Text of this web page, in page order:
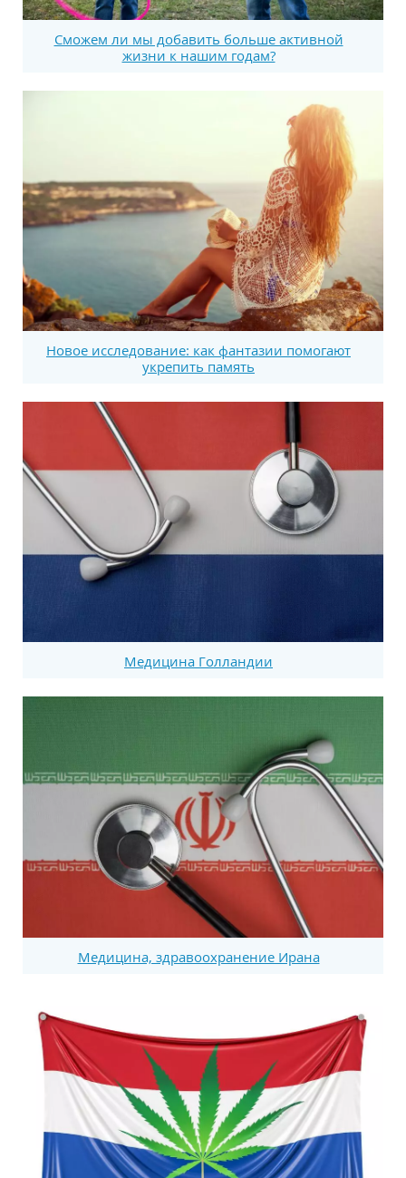
Сможем ли мы добавить больше активной
жизни к нашим годам?
Новое исследование: как фантазии помогают
укрепить память
Медицина Голландии
Медицина, здравоохранение Ирана